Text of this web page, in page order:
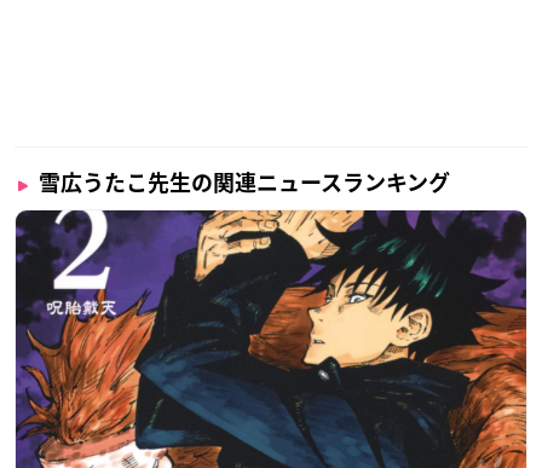
雪広うたこ先生の関連ニュースランキング